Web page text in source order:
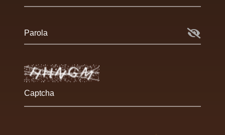
Parola
Captcha